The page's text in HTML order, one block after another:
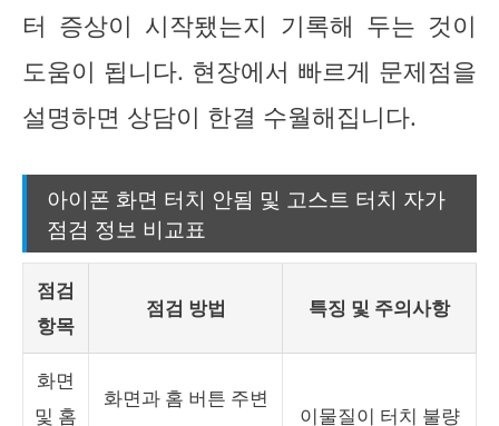
터 증상이 시작됐는지 기록해 두는 것이
도움이 됩니다. 현장에서 빠르게 문제점을
설명하면 상담이 한결 수월해집니다.
아이폰 화면 터치 안됨 및 고스트 터치 자가
점검 정보 비교표
점검
항목
점검 방법 특징 및 주의사항
화면
및 홈
화면과 홈 버튼 주변
이물질이 터치 불량